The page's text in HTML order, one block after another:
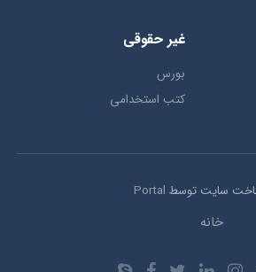
غیر حقوقی
بورس
کتب استخدامی
سایت توسط Portal
خانه